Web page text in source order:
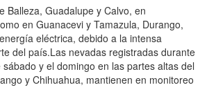
Balleza, Guadalupe y Calvo, en
en Guanacevi y Tamazula, Durango,
eléctrica, debido a la intensa
del país.Las nevadas registradas durante
y el domingo en las partes altas del
y Chihuahua, mantienen en monitoreo